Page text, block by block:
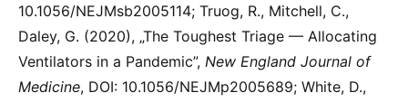
10.1056/NEJMsb2005114; Truog, R., Mitchell, C.,
Daley, G. (2020), „The Toughest Triage — Allocating
Ventilators in a Pandemic”, New England Journal of
Medicine, DOI: 10.1056/NEJMp2005689; White, D.,